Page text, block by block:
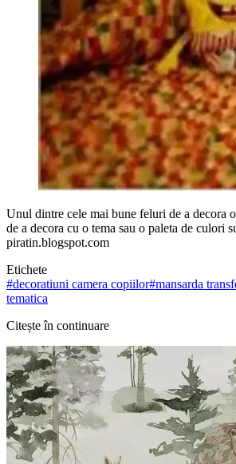
Unul dintre cele mai bune feluri de a decora
de a decora cu o tema sau o paleta de culori
piratin.blogspot.com
Etichete
#decoratiuni camera copiilor#mansarda
tematica
Citește în continuare